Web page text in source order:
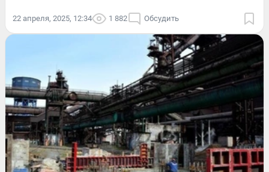
22 апреля, 2025, 12:34 1 882 Обсудить